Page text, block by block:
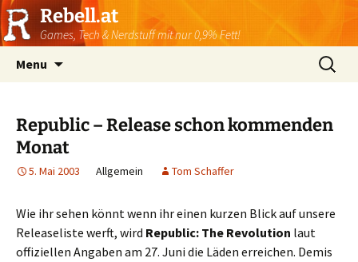
Rebell.at
Games, Tech & Nerdstuff mit nur 0,9% Fett!
Menu
Suchen
nach:
Republic – Release schon kommenden
Monat
5. Mai 2003 Allgemein Tom Schaffer
Wie ihr sehen könnt wenn ihr einen kurzen Blick auf unsere
Releaseliste werft, wird Republic: The Revolution laut
offiziellen Angaben am 27. Juni die Läden erreichen. Demis